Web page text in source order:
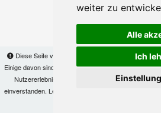
weiter zu
Alle
Ich
Diese Seite verwendet Cookies, um Informationen
Einige davon sind notwendig, damit unsere Seite
Nutzererlebnis zu verbessern. Mit der Nutzung
einverstanden. Lesen Sie unsere